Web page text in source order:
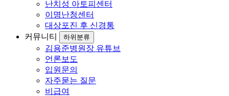
난치성 아토피센터
이명난청센터
대상포진 후 신경통
커뮤니티
하위분류
김용준병원장 유튜브
언론보도
입원문의
자주묻는 질문
비급여